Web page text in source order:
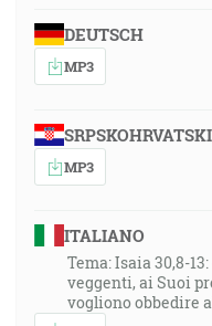
[Zj 2:1]
30:55
som ja odišiel. Lebo
vám; ale ak odídem,
A počul som hlas
ktorý hovoril:
jačmeňa za denár,
DEUTSCH
MP3
SRPSKOHRVATSKI
MP3
ITALIANO
Tema: Isaia 30,8-
veggenti, ai Suoi
vogliono obbedire